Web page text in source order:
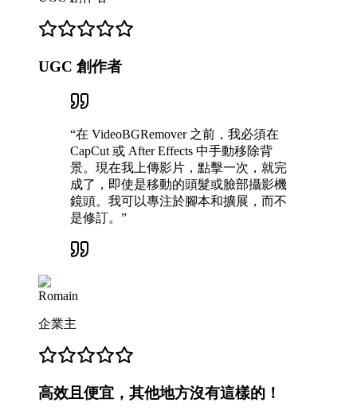
UGC 創作者
“在 VideoBGRemover 之前，我必須在
CapCut 或 After Effects 中手動移除背
景。現在我上傳影片，點擊一次，就完
成了，即使是移動的頭髮或臉部攝影機
鏡頭。我可以專注於腳本和擴展，而不
是修訂。 ”
Romain
企業主
高效且便宜，其他地方沒有這樣的！